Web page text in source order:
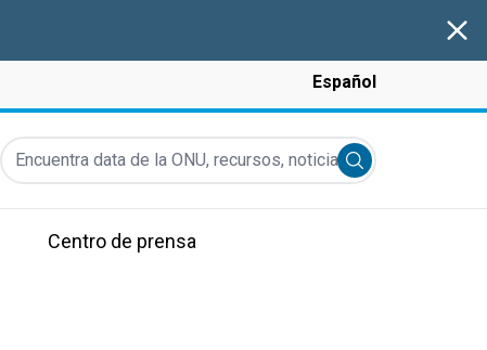
Español
Encuentra data de la ONU, recursos, noticias y más...
Submit search
Centro de prensa